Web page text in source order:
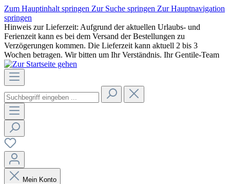
Zum Hauptinhalt springen Zur Suche springen Zur Hauptnavigation
springen
Hinweis zur Lieferzeit: Aufgrund der aktuellen Urlaubs- und
Ferienzeit kann es bei dem Versand der Bestellungen zu
Verzögerungen kommen. Die Lieferzeit kann aktuell 2 bis 3
Wochen betragen. Wir bitten um Ihr Verständnis. Ihr Gentile-Team
Mein Konto